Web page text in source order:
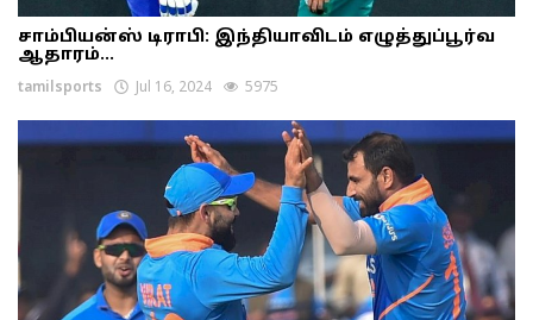
சாம்பியன்ஸ் டிராபி: இந்தியாவிடம் எழுத்துப்பூர்வ
ஆதாரம்...
tamilsports Jul 16, 2024 5975